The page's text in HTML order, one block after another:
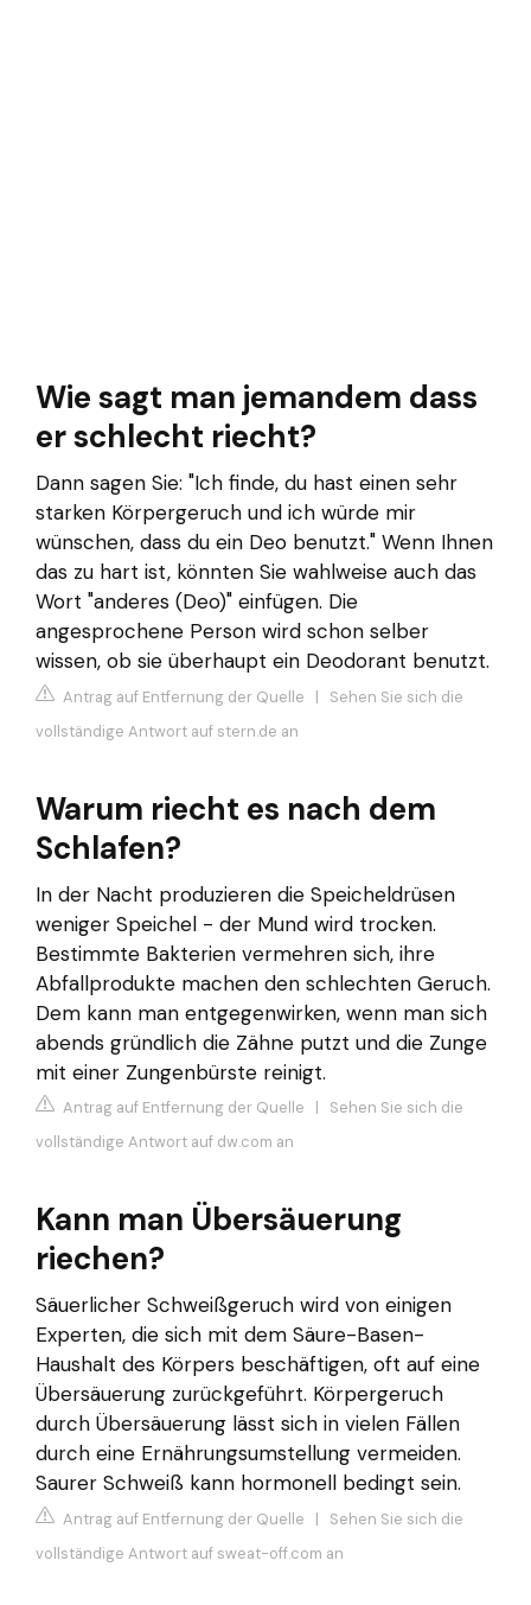
Wie sagt man jemandem dass
er schlecht riecht?
Dann sagen Sie: "Ich finde, du hast einen sehr
starken Körpergeruch und ich würde mir
wünschen, dass du ein Deo benutzt." Wenn Ihnen
das zu hart ist, könnten Sie wahlweise auch das
Wort "anderes (Deo)" einfügen. Die
angesprochene Person wird schon selber
wissen, ob sie überhaupt ein Deodorant benutzt.
Antrag auf Entfernung der Quelle | Sehen Sie sich die
vollständige Antwort auf stern.de an
Warum riecht es nach dem
Schlafen?
In der Nacht produzieren die Speicheldrüsen
weniger Speichel - der Mund wird trocken.
Bestimmte Bakterien vermehren sich, ihre
Abfallprodukte machen den schlechten Geruch.
Dem kann man entgegenwirken, wenn man sich
abends gründlich die Zähne putzt und die Zunge
mit einer Zungenbürste reinigt.
Antrag auf Entfernung der Quelle | Sehen Sie sich die
vollständige Antwort auf dw.com an
Kann man Übersäuerung
riechen?
Säuerlicher Schweißgeruch wird von einigen
Experten, die sich mit dem Säure-Basen-
Haushalt des Körpers beschäftigen, oft auf eine
Übersäuerung zurückgeführt. Körpergeruch
durch Übersäuerung lässt sich in vielen Fällen
durch eine Ernährungsumstellung vermeiden.
Saurer Schweiß kann hormonell bedingt sein.
Antrag auf Entfernung der Quelle | Sehen Sie sich die
vollständige Antwort auf sweat-off.com an